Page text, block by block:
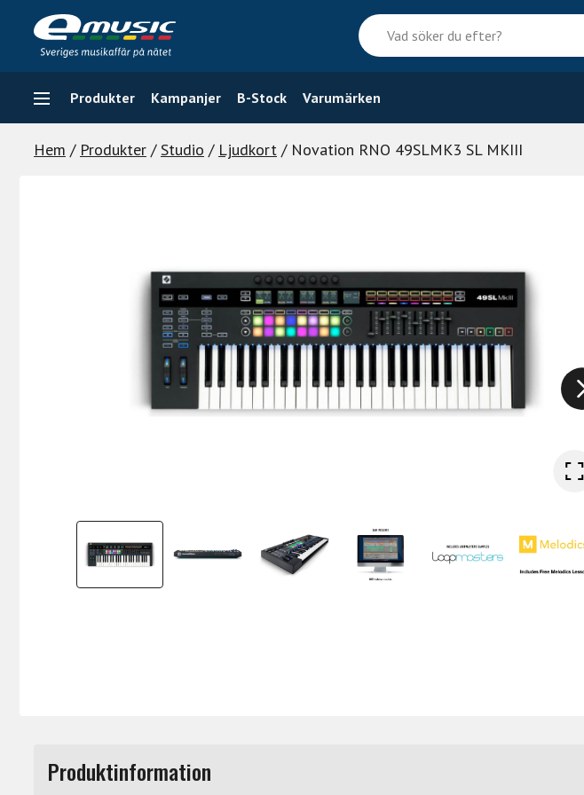
content
Vad
söker
du
efter?
Produkter Kampanjer B-Stock Varumärken
Hem / Produkter /Studio / Ljudkort / Novation RNO 49SLMK3 SL MKIII
Produktinformation